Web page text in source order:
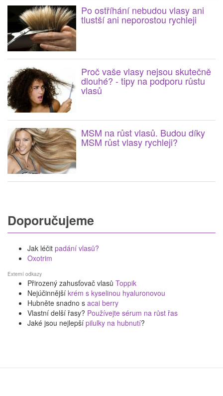
Po ostříhání nebudou vlasy ani
tlustší ani neporostou rychleji
Proč vaše vlasy nejsou skutečně
dlouhé? - tipy na podporu růstu
vlasů
MSM na růst vlasů. Budou díky
MSM růst vlasy rychleji?
Doporučujeme
Jak léčit padání vlasů?
Oxotrim
Externí odkazy
Přirozený zahusťovač vlasů Toppik
Nejúčinnější krém s kyselinou hyaluronovou
Hubněte snadno s acai berry
Vlastní delší řasy? Používejte sérum na růst řas
Jaké jsou nejlepší pilulky na hubnutí?